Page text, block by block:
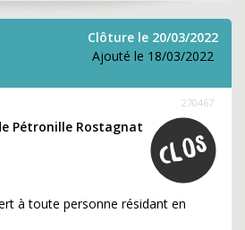
Clôture le 20/03/2022
Ajouté le 18/03/2022
270467
Pétronille Rostagnat
à toute personne résidant en